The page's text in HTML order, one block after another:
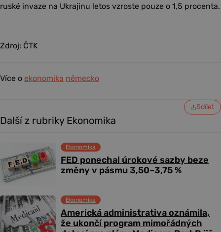
ruské invaze na Ukrajinu letos vzroste pouze o 1,5 procenta.
Zdroj: ČTK
Více o ekonomika německo
Sdílet
Další z rubriky Ekonomika
FED ponechal úrokové sazby beze
změny v pásmu 3,50–3,75 %
Ekonomika
Americká administrativa oznámila,
že ukončí program mimořádných
Ekonomika